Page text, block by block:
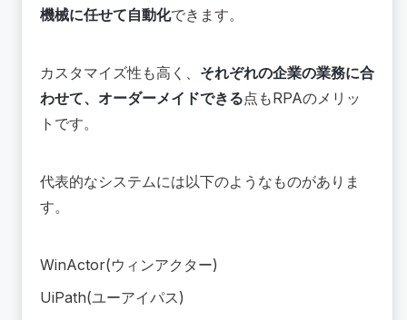
機械に任せて自動化できます。
カスタマイズ性も高く、 それぞれの企業の業務に合
わせて、オーダーメイドできる点もRPAのメリッ
トです。
代表的なシステムには以下のようなものがありま
す。
WinActor(ウィンアクター)
UiPath(ユーアイパス)